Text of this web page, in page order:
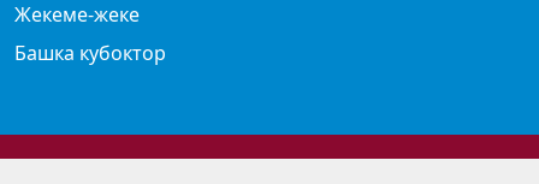
Жекеме-жеке
Башка кубоктор